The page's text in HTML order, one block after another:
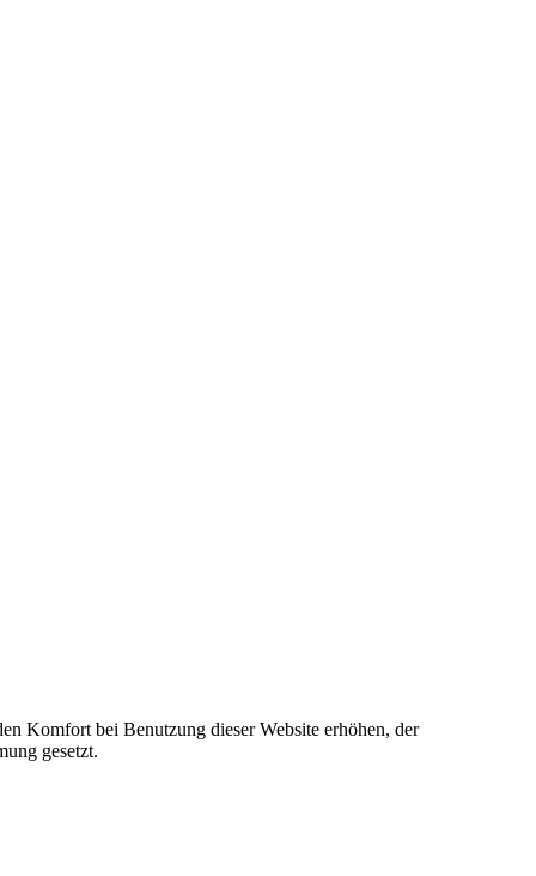
Komfort bei Benutzung dieser Website erhöhen, der
gesetzt.